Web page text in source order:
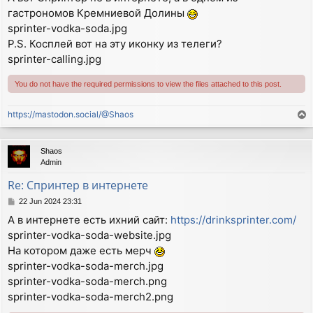
t
гастрономов Кремниевой Долины
sprinter-vodka-soda.jpg
P.S. Косплей вот на эту иконку из телеги?
sprinter-calling.jpg
You do not have the required permissions to view the files attached to this post.
https://mastodon.social/@Shaos
o
p
Shaos
Admin
Re: Спринтер в интернете
P
s
t
22 Jun 2024 23:31
А в интернете есть ихний сайт: https://drinksprinter.com/
sprinter-vodka-soda-website.jpg
На котором даже есть мерч
sprinter-vodka-soda-merch.jpg
sprinter-vodka-soda-merch.png
sprinter-vodka-soda-merch2.png